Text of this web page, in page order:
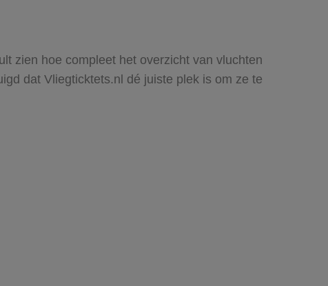
zien hoe compleet het overzicht van vluchten
dat Vliegticktets.nl dé juiste plek is om ze te